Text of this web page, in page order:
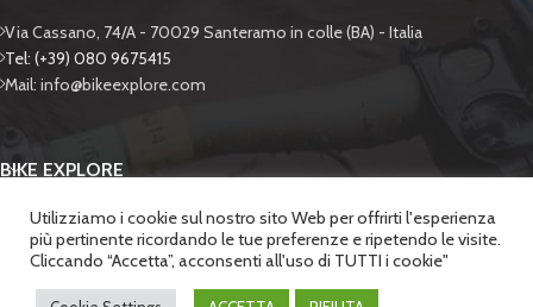
Via Cassano, 74/A - 70029 Santeramo in colle (BA) - Italia
Tel: (+39) 080 9675415
Mail: info@bikeexplore.com
BIKE EXPLORE
SUPPORTO
SICUREZZA
BIKE EXPLORE di Donato Barbano . - P.IVA 06428650722 | POWERED BY
Utilizziamo i cookie sul nostro sito Web per offrirti l'esperienza
più pertinente ricordando le tue preferenze e ripetendo le visite.
Cliccando “Accetta”, acconsenti all'uso di TUTTI i cookie"